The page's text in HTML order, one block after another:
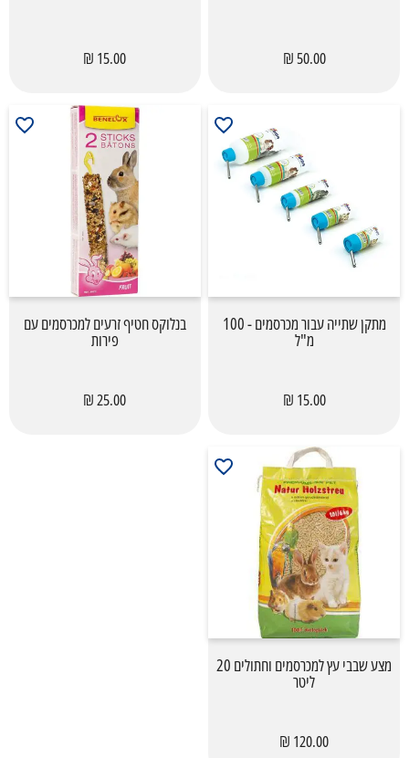
50.00 ₪
15.00 ₪
מתקן שתייה עבור מכרסמים - 100
מ"ל
15.00 ₪
בנלוקס חטיף זרעים למכרסמים עם
פירות
25.00 ₪
מצע שבבי עץ למכרסמים וחתולים 20
ליטר
120.00 ₪